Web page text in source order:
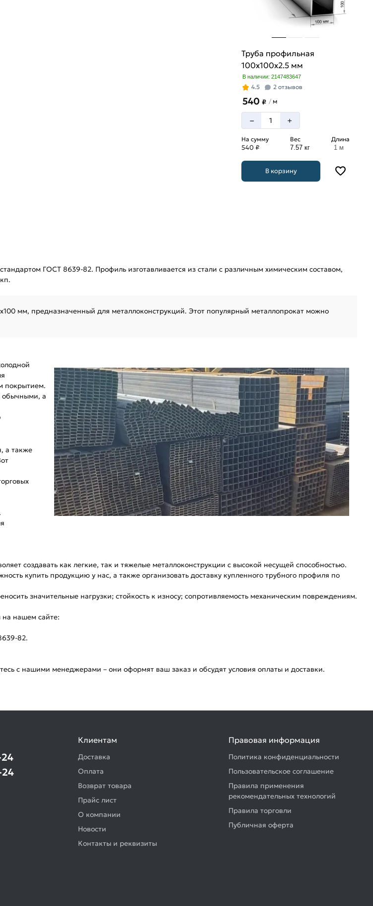
Труба профильная
100х100х2.5 мм
В наличии: 2147483647
4.5 2 отзывов
540₽ / м
– +
На сумму
540 ₽
Вес
7.57 кг
Длина
1 м
В корзину
ГОСТ 8639-82. Профиль изготавливается из стали с различным химическим составом,
мм, предназначенный для металлоконструкций. Этот популярный металлопрокат можно
покрытием.
обычными, а
а также
создавать как легкие, так и тяжелые металлоконструкции с высокой несущей способностью.
купить продукцию у нас, а также организовать доставку купленного трубного профиля по
значительные нагрузки; стойкость к износу; сопротивляемость механическим повреждениям.
на нашем сайте:
82.
с нашими менеджерами – они оформят ваш заказ и обсудят условия оплаты и доставки.
Клиентам
Доставка
Оплата
Возврат товара
Прайс лист
О компании
Новости
Контакты и реквизиты
Правовая информация
Политика конфиденциальности
Пользовательское соглашение
Правила применения
рекомендательных технологий
Правила торговли
Публичная оферта